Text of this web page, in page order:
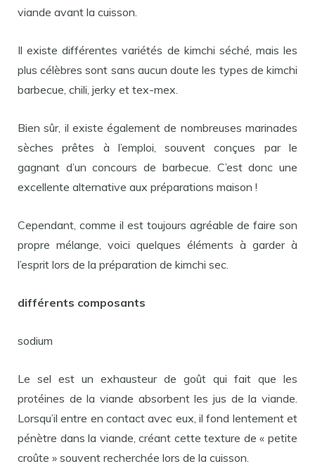
viande avant la cuisson.
Il existe différentes variétés de kimchi séché, mais les
plus célèbres sont sans aucun doute les types de kimchi
barbecue, chili, jerky et tex-mex.
Bien sûr, il existe également de nombreuses marinades
sèches prêtes à l’emploi, souvent conçues par le
gagnant d’un concours de barbecue. C’est donc une
excellente alternative aux préparations maison !
Cependant, comme il est toujours agréable de faire son
propre mélange, voici quelques éléments à garder à
l’esprit lors de la préparation de kimchi sec.
différents composants
sodium
Le sel est un exhausteur de goût qui fait que les
protéines de la viande absorbent les jus de la viande.
Lorsqu’il entre en contact avec eux, il fond lentement et
pénètre dans la viande, créant cette texture de « petite
croûte » souvent recherchée lors de la cuisson.